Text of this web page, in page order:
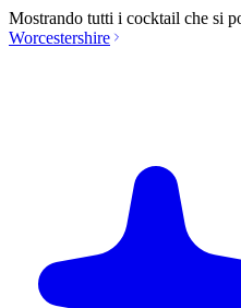
Mostrando tutti i cocktail che si
Worcestershire